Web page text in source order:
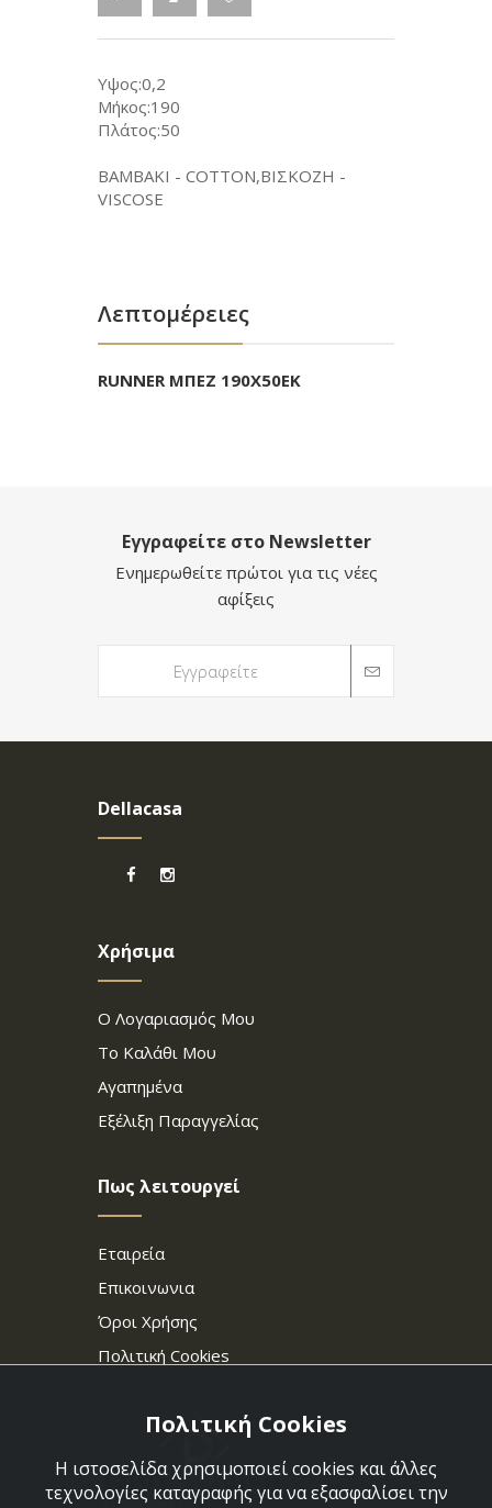
Υψος:0,2
Μήκος:190
Πλάτος:50
ΒΑΜΒΑΚΙ - COTTON,ΒΙΣΚΟΖΗ -
VISCOSE
Λεπτομέρειες
RUNNER ΜΠΕΖ 190Χ50ΕΚ
Εγγραφείτε στο Newsletter
Ενημερωθείτε πρώτοι για τις νέες
αφίξεις
Dellacasa
Χρήσιμα
Ο Λογαριασμός Μου
Το Καλάθι Μου
Αγαπημένα
Εξέλιξη Παραγγελίας
Πως λειτουργεί
Εταιρεία
Επικοινωνια
Όροι Χρήσης
Πολιτική Cookies
Πολιτική Cookies
Η ιστοσελίδα χρησιμοποιεί cookies και άλλες
τεχνολογίες καταγραφής για να εξασφαλίσει την